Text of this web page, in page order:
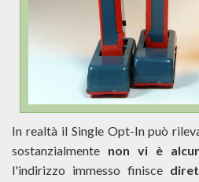
In realtà il Single Opt-In può
sostanzialmente non vi è
l'indirizzo immesso finisce